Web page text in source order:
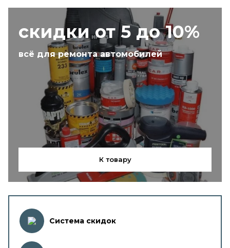
скидки от 5 до 10%
всё для ремонта автомобилей
К товару
Система скидок